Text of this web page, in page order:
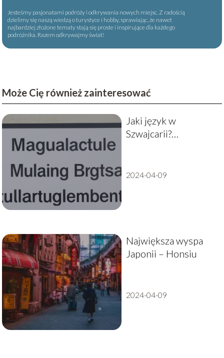
Jesteśmy pasjonatami podróży i odkrywania nowych miejsc. Z radością
dzielimy się naszą wiedzą o turystyce i hobby, sprawiając, że nawet
najbardziej złożone tematy stają się proste i inspirujące dla każdego
podróżnika. Razem odkrywajmy świat!
Może Cię również zainteresować
Jaki język w
Szwajcarii?
krainie
2024-04-09
Największa wyspa
Japonii – Honsiu
2024-04-09